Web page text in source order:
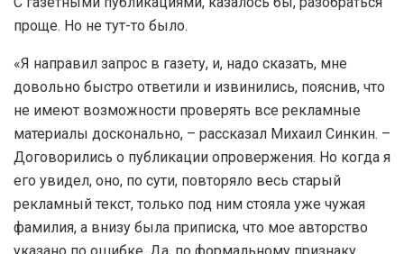
проще. Но не тут-то было.
«Я направил запрос в газету, и, надо сказать, мне
довольно быстро ответили и извинились, пояснив, что
не имеют возможности проверять все рекламные
материалы досконально, – рассказал Михаил Синкин. –
Договорились о публикации опровержения. Но когда я
его увидел, оно, по сути, повторяло весь старый
рекламный текст, только под ним стояла уже чужая
фамилия, а внизу была приписка, что мое авторство